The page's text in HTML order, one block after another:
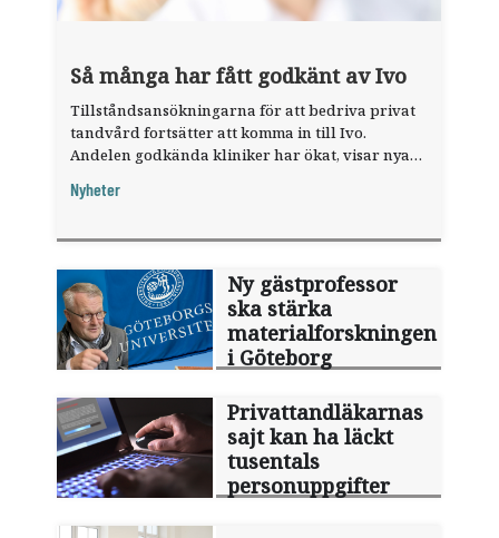
Så många har fått godkänt av Ivo
Tillståndsansökningarna för att bedriva privat
tandvård fortsätter att komma in till Ivo.
Andelen godkända kliniker har ökat, visar nya
Nyheter
Ny gästprofessor
ska stärka
materialforskningen
i Göteborg
Privattandläkarnas
sajt kan ha läckt
tusentals
personuppgifter